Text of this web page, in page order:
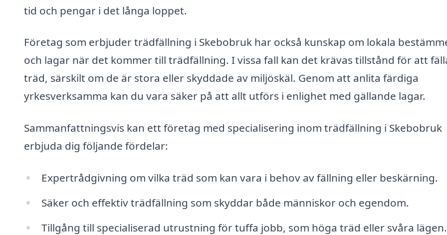
tid och pengar i det långa loppet.
Företag som erbjuder trädfällning i Skebobruk har också kunskap om lokala
och lagar när det kommer till trädfällning. I vissa fall kan det krävas tillstånd för att
träd, särskilt om de är stora eller skyddade av miljöskäl. Genom att anlita färdiga
yrkesverksamma kan du vara säker på att allt utförs i enlighet med gällande lagar.
Sammanfattningsvis kan ett företag med specialisering inom trädfällning i Skebobruk
erbjuda dig följande fördelar:
Expertrådgivning om vilka träd som kan vara i behov av fällning eller beskärning.
Säker och effektiv trädfällning som skyddar både människor och egendom.
Tillgång till specialiserad utrustning för tuffa jobb, som höga träd eller svåra lägen.